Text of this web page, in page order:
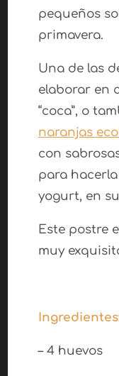
pequeños
primavera.
Una de las
elaborar en
“coca”, o
naranjas
con
para
yogurt, en
Este postre
muy
– 4 huevos